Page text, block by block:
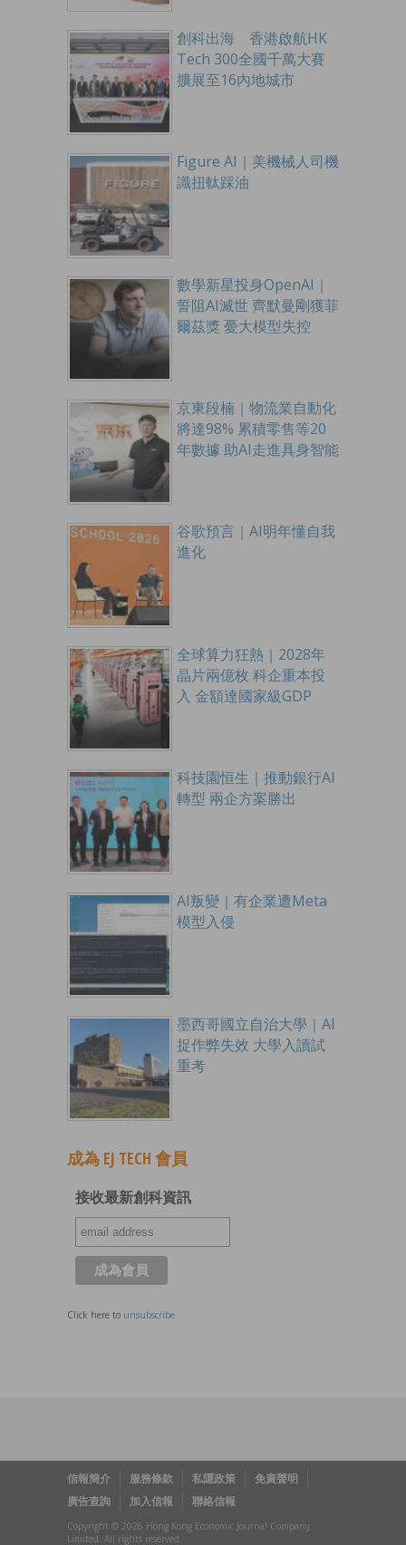
創科出海 香港啟航HK
Tech 300全國千萬大賽
擴展至16內地城市
Figure AI｜美機械人司機
識扭軚踩油
數學新星投身OpenAI｜
誓阻AI滅世 齊默曼剛獲菲
爾茲獎 憂大模型失控
京東段楠｜物流業自動化
將達98% 累積零售等20
年數據 助AI走進具身智能
谷歌預言｜AI明年懂自我
進化
全球算力狂熱｜2028年
晶片兩億枚 科企重本投
入 金額達國家級GDP
科技園恒生｜推動銀行AI
轉型 兩企方案勝出
AI叛變｜有企業遭Meta
模型入侵
墨西哥國立自治大學｜AI
捉作弊失效 大學入讀試
重考
成為 EJ TECH 會員
接收最新創科資訊
Click here to unsubscribe
信報簡介 服務條款 私隱政策
免責聲明
廣告查詢
加入信報 聯絡信報
Copyright © 2026 Hong Kong Economic Journal Company
Limited. All rights reserved.